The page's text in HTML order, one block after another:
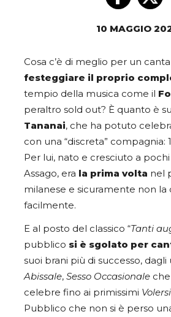
10 MAGGIO
Cosa c’è di meglio per un
festeggiare il proprio
tempio della musica come il
peraltro sold out? È quanto è
Tananai, che ha potuto
con una “discreta” compagnia:
Per lui, nato e cresciuto a
Assago, era
la prima volta nel
milanese e sicuramente non la
facilmente.
E al posto del classico “Tanti
pubblico si è sgolato per
suoi brani più di successo, dagli
Abissale, Sesso Occasionale
celebre fino ai primissimi
Pubblico che non si è perso